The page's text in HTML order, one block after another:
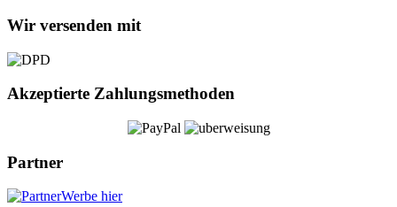
Wir versenden mit
Akzeptierte Zahlungsmethoden
Partner
Werbe hier